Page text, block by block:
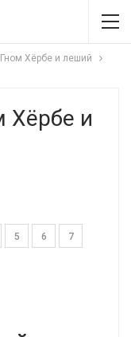
Хёрбе и леший
Хёрбе и
5 6 7